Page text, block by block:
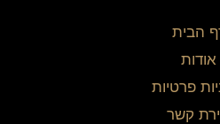
הבית
אודות
פרטיות
קשר